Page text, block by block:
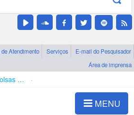
Atendimento Serviços
E-mail do Pesquisador
Área de imprensa
Bolsas e Auxílios Vigentes
MENU